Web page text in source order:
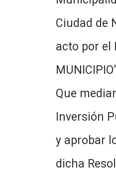
Ciudad de
acto por el
Que
Inversión
y aprobar
dicha